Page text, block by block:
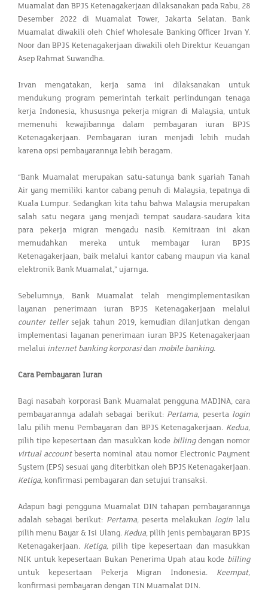
Muamalat dan BPJS Ketenagakerjaan dilaksanakan pada Rabu, 28
Desember 2022 di Muamalat Tower, Jakarta Selatan. Bank
Muamalat diwakili oleh Chief Wholesale Banking Officer Irvan Y.
Noor dan BPJS Ketenagakerjaan diwakili oleh Direktur Keuangan
Asep Rahmat Suwandha.
Irvan mengatakan, kerja sama ini dilaksanakan untuk
mendukung program pemerintah terkait perlindungan tenaga
kerja Indonesia, khususnya pekerja migran di Malaysia, untuk
memenuhi kewajibannya dalam pembayaran iuran BPJS
Ketenagakerjaan. Pembayaran iuran menjadi lebih mudah
karena opsi pembayarannya lebih beragam.
“Bank Muamalat merupakan satu-satunya bank syariah Tanah
Air yang memiliki kantor cabang penuh di Malaysia, tepatnya di
Kuala Lumpur. Sedangkan kita tahu bahwa Malaysia merupakan
salah satu negara yang menjadi tempat saudara-saudara kita
para pekerja migran mengadu nasib. Kemitraan ini akan
memudahkan mereka untuk membayar iuran BPJS
Ketenagakerjaan, baik melalui kantor cabang maupun via kanal
elektronik Bank Muamalat,” ujarnya.
Sebelumnya, Bank Muamalat telah mengimplementasikan
layanan penerimaan iuran BPJS Ketenagakerjaan melalui
counter tellersejak tahun 2019, kemudian dilanjutkan dengan
implementasi layanan penerimaan iuran BPJS Ketenagakerjaan
melalui internet banking korporasidan mobile banking.
Cara Pembayaran Iuran
Bagi nasabah korporasi Bank Muamalat pengguna MADINA, cara
pembayarannya adalah sebagai berikut: Pertama, peserta login
lalu pilih menu Pembayaran dan BPJS Ketenagakerjaan. Kedua,
pilih tipe kepesertaan dan masukkan kode billingdengan nomor
virtual accountbeserta nominal atau nomor Electronic Payment
System (EPS) sesuai yang diterbitkan oleh BPJS Ketenagakerjaan.
Ketiga,konfirmasi pembayaran dan setujui transaksi.
Adapun bagi pengguna Muamalat DIN tahapan pembayarannya
adalah sebagai berikut: Pertama,peserta melakukan login lalu
pilih menu Bayar & Isi Ulang. Kedua, pilih jenis pembayaran BPJS
Ketenagakerjaan. Ketiga, pilih tipe kepesertaan dan masukkan
NIK untuk kepesertaan Bukan Penerima Upah atau kode billing
untuk kepesertaan Pekerja Migran Indonesia. Keempat,
konfirmasi pembayaran dengan TIN Muamalat DIN.